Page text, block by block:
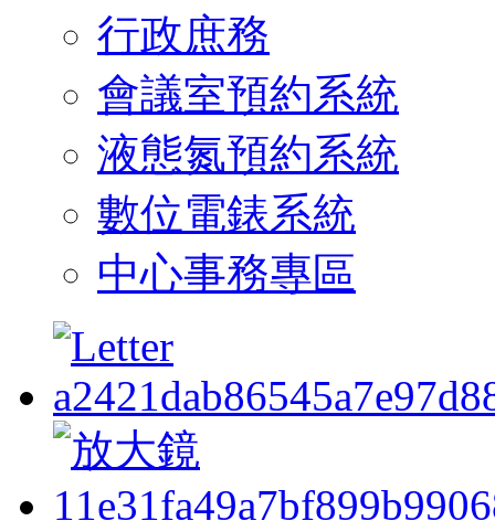
行政庶務
會議室預約系統
液態氮預約系統
數位電錶系統
中心事務專區